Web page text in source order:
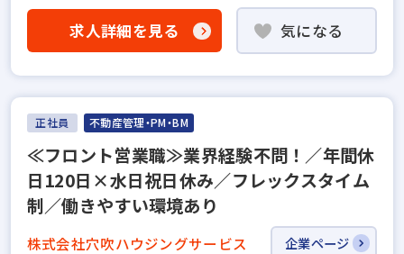
求人詳細を見る 気になる
正社員 不動産管理・PM・BM
≪フロント営業職≫業界経験不問！／年間休
日120日×水日祝日休み／フレックスタイム
制／働きやすい環境あり
株式会社穴吹ハウジングサービス 企業ページ